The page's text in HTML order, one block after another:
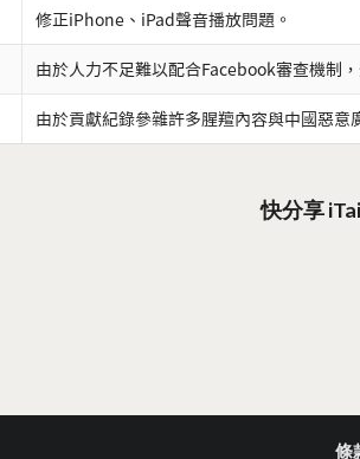
修正iPhone、iPad聲音播放問題。
由於人力不足難以配合Facebook審查機制
由於貢獻紀錄參雜許多腥羶內容與中國惡意
快分享
條